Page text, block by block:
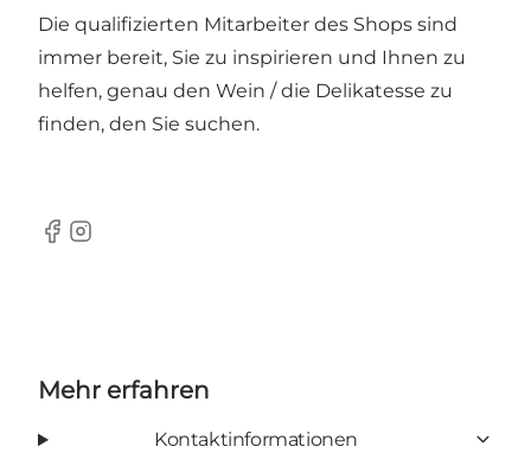
Die qualifizierten Mitarbeiter des Shops sind
immer bereit, Sie zu inspirieren und Ihnen zu
helfen, genau den Wein / die Delikatesse zu
finden, den Sie suchen.
Facebook
Instagram
Mehr erfahren
Kontaktinformationen